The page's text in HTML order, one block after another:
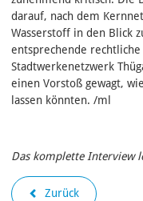
darauf, nach dem
Wasserstoff in den Blick
entsprechende
Stadtwerkenetzwerk
einen Vorstoß gewagt,
lassen könnten. /ml
Das komplette Interview
Zurück